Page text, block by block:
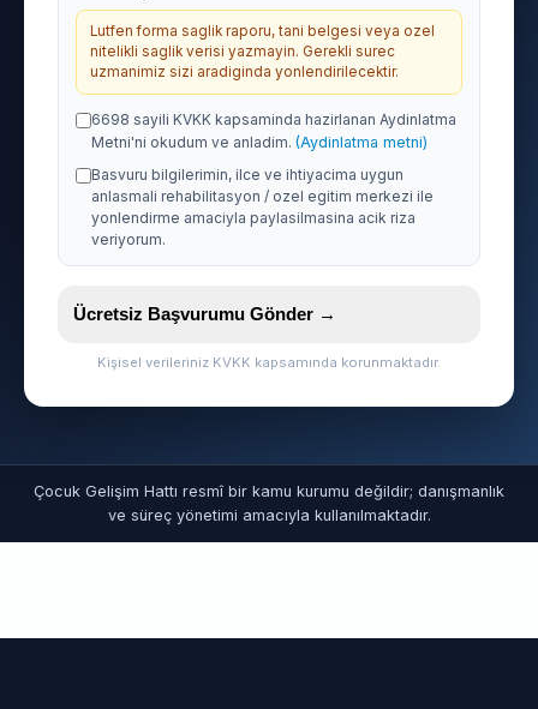
Lutfen forma saglik raporu, tani belgesi veya ozel
nitelikli saglik verisi yazmayin. Gerekli surec
uzmanimiz sizi aradiginda yonlendirilecektir.
6698 sayili KVKK kapsaminda hazirlanan Aydinlatma
Metni'ni okudum ve anladim. (Aydinlatma metni)
Basvuru bilgilerimin, ilce ve ihtiyacima uygun
anlasmali rehabilitasyon / ozel egitim merkezi ile
yonlendirme amaciyla paylasilmasina acik riza
veriyorum.
Ücretsiz Başvurumu Gönder →
Kişisel verileriniz KVKK kapsamında korunmaktadır.
Çocuk Gelişim Hattı resmî bir kamu kurumu değildir; danışmanlık
ve süreç yönetimi amacıyla kullanılmaktadır.